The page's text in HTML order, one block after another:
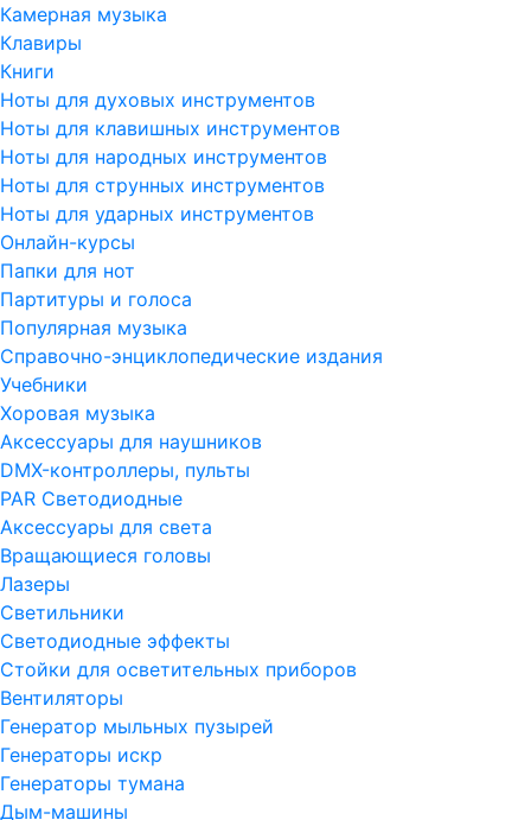
Камерная музыка
Клавиры
Книги
Ноты для духовых инструментов
Ноты для клавишных инструментов
Ноты для народных инструментов
Ноты для струнных инструментов
Ноты для ударных инструментов
Онлайн-курсы
Папки для нот
Партитуры и голоса
Популярная музыка
Справочно-энциклопедические издания
Учебники
Хоровая музыка
Аксессуары для наушников
DMX-контроллеры, пульты
PAR Светодиодные
Аксессуары для света
Вращающиеся головы
Лазеры
Светильники
Светодиодные эффекты
Стойки для осветительных приборов
Вентиляторы
Генератор мыльных пузырей
Генераторы искр
Генераторы тумана
Дым-машины